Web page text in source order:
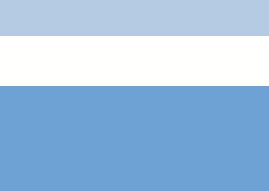
#jegerstatsansatt